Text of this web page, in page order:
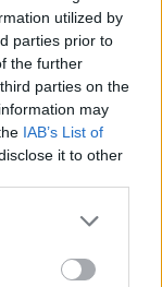
utilized by
parties prior to
the further
parties on the
may
IAB’s List of
it to other
με το πιο